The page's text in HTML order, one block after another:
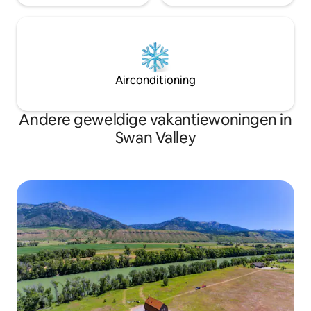
Airconditioning
Andere geweldige vakantiewoningen in
Swan Valley